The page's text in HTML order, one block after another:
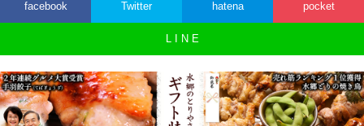
facebook Twitter hatena pocket
L I N E